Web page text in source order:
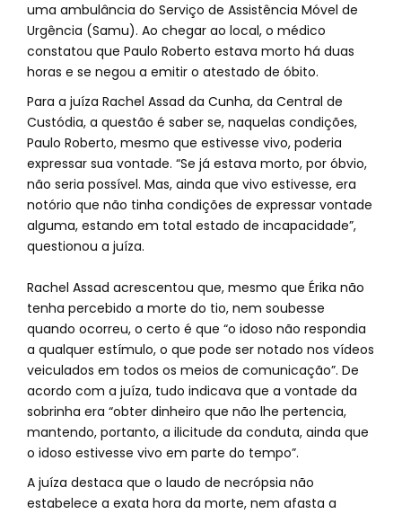
uma ambulância do Serviço de Assistência Móvel de
Urgência (Samu). Ao chegar ao local, o médico
constatou que Paulo Roberto estava morto há duas
horas e se negou a emitir o atestado de óbito.
Para a juíza Rachel Assad da Cunha, da Central de
Custódia, a questão é saber se, naquelas condições,
Paulo Roberto, mesmo que estivesse vivo, poderia
expressar sua vontade. “Se já estava morto, por óbvio,
não seria possível. Mas, ainda que vivo estivesse, era
notório que não tinha condições de expressar vontade
alguma, estando em total estado de incapacidade”,
questionou a juíza.
Rachel Assad acrescentou que, mesmo que Érika não
tenha percebido a morte do tio, nem soubesse
quando ocorreu, o certo é que “o idoso não respondia
a qualquer estímulo, o que pode ser notado nos vídeos
veiculados em todos os meios de comunicação”. De
acordo com a juíza, tudo indicava que a vontade da
sobrinha era “obter dinheiro que não lhe pertencia,
mantendo, portanto, a ilicitude da conduta, ainda que
o idoso estivesse vivo em parte do tempo”.
A juíza destaca que o laudo de necrópsia não
estabelece a exata hora da morte, nem afasta a